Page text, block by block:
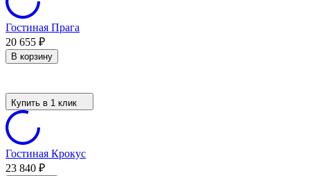
Гостиная Прага
20 655 ₽
В корзину
Купить в 1 клик
Гостиная Крокус
23 840 ₽